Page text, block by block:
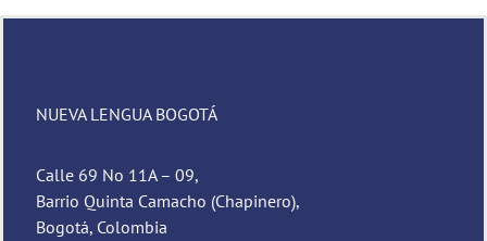
NUEVA LENGUA BOGOTÁ
Calle 69 No 11A – 09,
Barrio Quinta Camacho (Chapinero),
Bogotá, Colombia